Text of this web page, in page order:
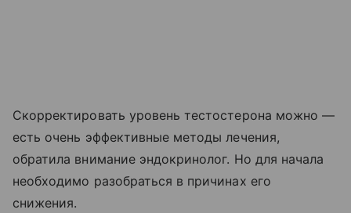
Скорректировать уровень тестостерона можно —
есть очень эффективные методы лечения,
обратила внимание эндокринолог. Но для начала
необходимо разобраться в причинах его
снижения.